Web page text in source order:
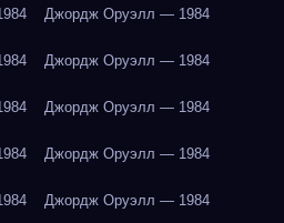
Джордж Оруэлл — 1984
Джордж Оруэлл — 1984
Джордж Оруэлл — 1984
Джордж Оруэлл — 1984
Джордж Оруэлл — 1984